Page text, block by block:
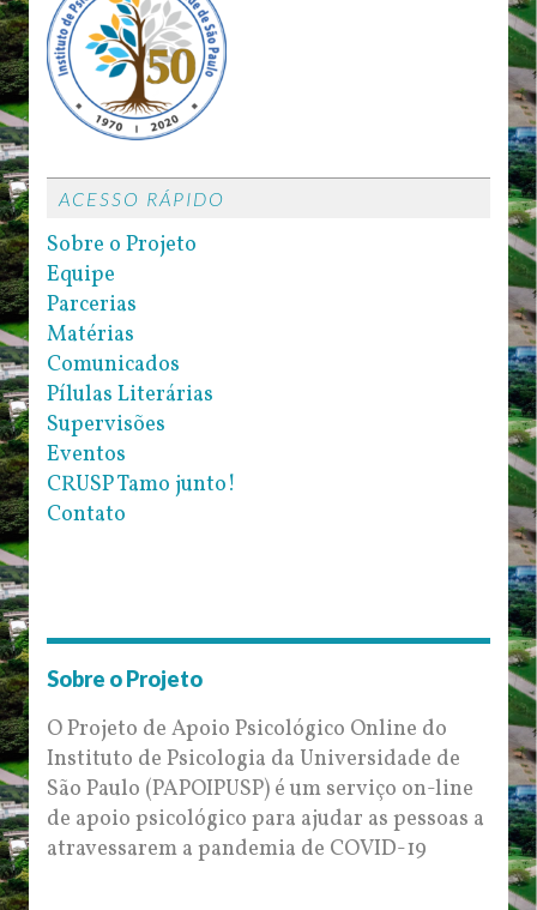
ACESSO RÁPIDO
Sobre o Projeto
Equipe
Parcerias
Matérias
Comunicados
Pílulas Literárias
Supervisões
Eventos
CRUSP Tamo junto!
Contato
Sobre o Projeto
O Projeto de Apoio Psicológico Online do
Instituto de Psicologia da Universidade de
São Paulo (PAPOIPUSP) é um serviço on-line
de apoio psicológico para ajudar as pessoas a
atravessarem a pandemia de COVID-19